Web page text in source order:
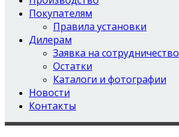
Покупателям
Правила установки
Дилерам
Заявка на сотрудничество
Остатки
Каталоги и фотографии
Новости
Контакты